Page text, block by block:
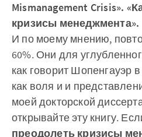
Mismanagement Crisis».
кризисы менеджмента».
И по моему мнению,
60%. Они для
как говорит Шопенгауэр
как воля и и
моей докторской
открывайте эту книгу.
преодолеть кризисы